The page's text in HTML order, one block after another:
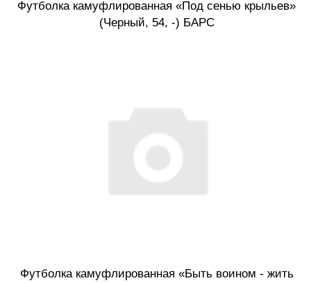
Футболка камуфлированная «Под сенью крыльев»
(Черный, 54, -) БАРС
Футболка камуфлированная «Быть воином - жить